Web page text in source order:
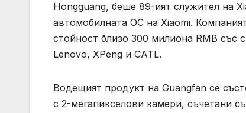
Hongguang, беше 89-ият служител на
автомобилната ОС на Xiaomi.
стойност близо 300 милиона RMB със
Lenovo, XPeng и CATL.
Водещият продукт на Guangfan се
с 2-мегапикселови камери, съчетани